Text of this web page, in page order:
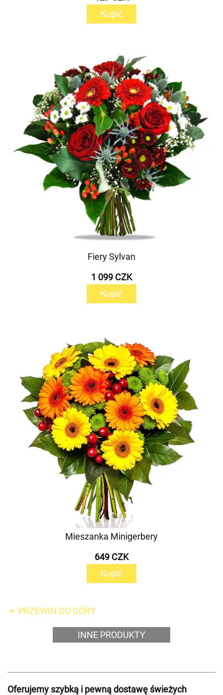
Kupić
Fiery Sylvan
1 099 CZK
Kupić
Mieszanka Minigerbery
649 CZK
Kupić
PRZEWIŃ DO GÓRY
INNE PRODUKTY
Oferujemy szybką i pewną dostawę świeżych